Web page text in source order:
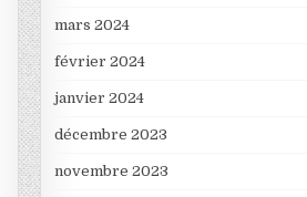
mars 2024
février 2024
janvier 2024
décembre 2023
novembre 2023